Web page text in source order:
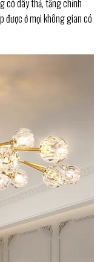
được ở mọi không gian có